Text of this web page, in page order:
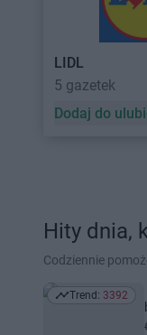
LIDL
5 gazetek
Dodaj do
Hity dnia,
Codziennie
Trend: 3392
Trend: 3392